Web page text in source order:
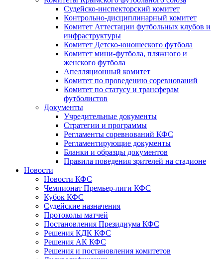
Судейско-инспекторский комитет
Контрольно-дисциплинарный комитет
Комитет Аттестации футбольных клубов и
инфраструктуры
Комитет Детско-юношеского футбола
Комитет мини-футбола, пляжного и
женского футбола
Апелляционный комитет
Комитет по проведению соревнований
Комитет по статусу и трансферам
футболистов
Документы
Учредительные документы
Стратегии и программы
Регламенты соревнований КФС
Регламентирующие документы
Бланки и образцы документов
Правила поведения зрителей на стадионе
Новости
Новости КФС
Чемпионат Премьер-лиги КФС
Кубок КФС
Судейские назначения
Протоколы матчей
Постановления Президиума КФС
Решения КДК КФС
Решения АК КФС
Решения и постановления комитетов